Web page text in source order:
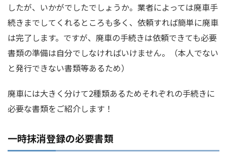
したが、いかがでしたでしょうか。業者によっては廃車手
続きまでしてくれるところも多く、依頼すれば簡単に廃車
は完了します。ですが、廃車の手続きは依頼できても必要
書類の準備は自分でしなければいけません。（本人でない
と発行できない書類等あるため）
廃車には大きく分けて2種類あるためそれぞれの手続きに
必要な書類をご紹介します！
一時抹消登録の必要書類